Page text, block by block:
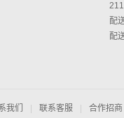
配
配
我们 联系客服 合作招商